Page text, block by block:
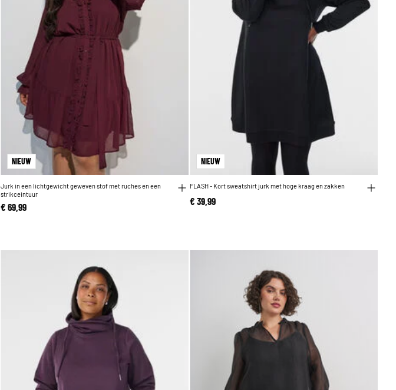
NIEUW
Jurk in een lichtgewicht geweven stof met ruches en een
strikceintuur
€ 69,99
NIEUW
FLASH - Kort sweatshirt jurk met hoge kraag en zakken
€ 39,99